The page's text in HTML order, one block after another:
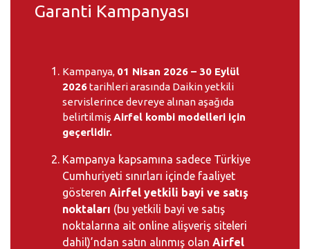
Garanti Kampanyası
Kampanya, 01 Nisan 2026 – 30 Eylül
2026tarihleri arasında Daikin yetkili
servislerince devreye alınan aşağıda
belirtilmiş Airfel kombi modelleri için
geçerlidir.
Kampanya kapsamına sadece Türkiye
Cumhuriyeti sınırları içinde faaliyet
gösteren Airfel yetkili bayi ve satış
noktaları (bu yetkili bayi ve satış
noktalarına ait online alişveriş siteleri
dahil)’ndan satın alınmış olan Airfel